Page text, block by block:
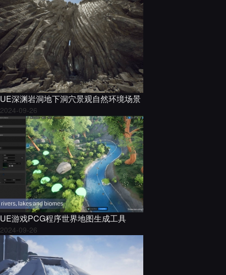
UE深渊岩洞地下洞穴景观自然环境场景
2024-09-26
UE游戏PCG程序世界地图生成工具
2024-09-26